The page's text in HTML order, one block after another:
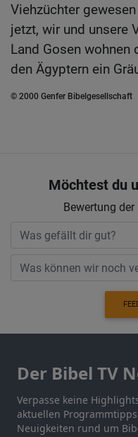
Viehzüchter
jetzt, wir und unsere
Land Gosen wohnen
den Ägyptern ein
© 2000 Genfer Bibelgesellschaft
Möchtest du
Bewertung
Der Bibel TV
Verpasse keine
aktuellen
Neuigkeiten rund um